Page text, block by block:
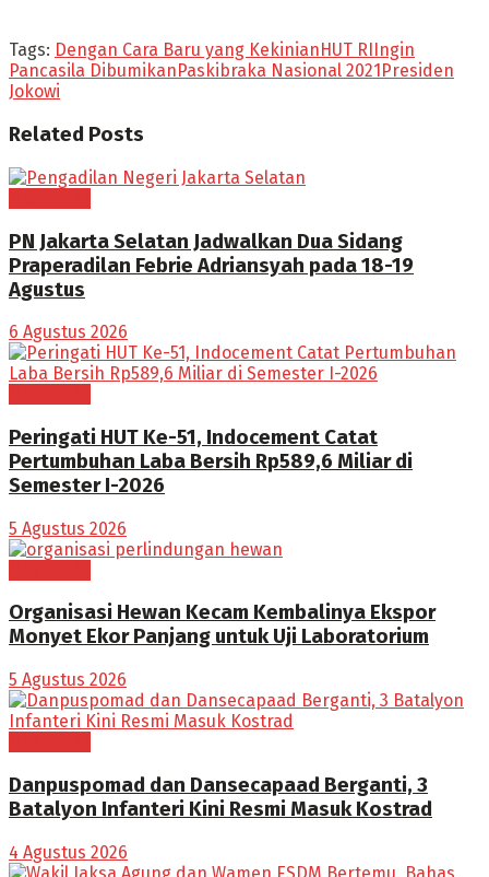
Tags: Dengan Cara Baru yang Kekinian HUT RI
Ingin
Pancasila Dibumikan Paskibraka Nasional 2021 Presiden
Jokowi
Related Posts
PN Jakarta Selatan Jadwalkan Dua Sidang
Praperadilan Febrie Adriansyah pada 18-19
Agustus
6 Agustus 2026
Peringati HUT Ke-51, Indocement Catat
Pertumbuhan Laba Bersih Rp589,6 Miliar di
Semester I-2026
5 Agustus 2026
Organisasi Hewan Kecam Kembalinya Ekspor
Monyet Ekor Panjang untuk Uji Laboratorium
5 Agustus 2026
Danpuspomad dan Dansecapaad Berganti, 3
Batalyon Infanteri Kini Resmi Masuk Kostrad
4 Agustus 2026